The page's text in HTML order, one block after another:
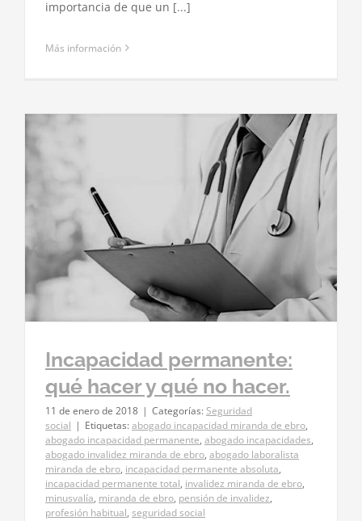
importancia de que un [...]
Más información
Incapacidad permanente:
qué hacer y qué no hacer.
11 de enero de 2018 | Categorías:Seguridad
social | Etiquetas:abogado incapacidad miranda de ebro,
abogado incapacidad permanente, abogado incapacidades,
abogado invalidez miranda de ebro, abogado laboralista
miranda de ebro, incapacidad permanente absoluta,
incapacidad permanente total, invalidez miranda de ebro,
minusvalía, miranda de ebro, pensión de invalidez,
profesión habitual, seguridad social